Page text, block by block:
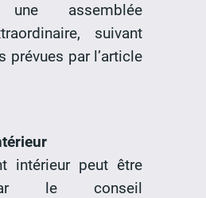
une assemblée
suivant
prévues par l’article
intérieur peut être
le conseil